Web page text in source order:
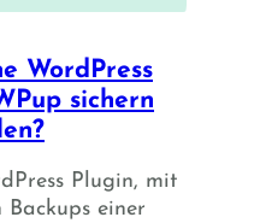
WordPress
sichern
Plugin, mit
einer